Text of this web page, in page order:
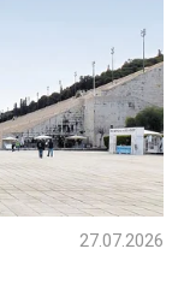
27.07.2026